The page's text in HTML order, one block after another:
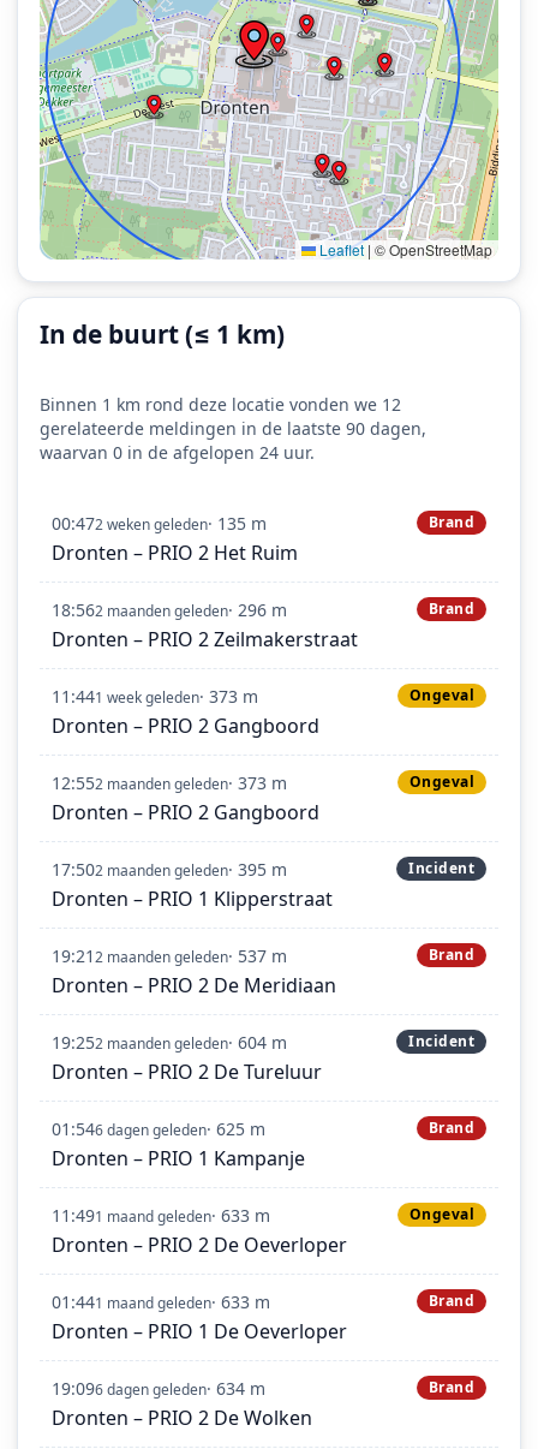
Leaflet | © OpenStreetMap
In de buurt (≤ 1 km)
Binnen 1 km rond deze locatie vonden we 12
gerelateerde meldingen in de laatste 90 dagen,
waarvan 0 in de afgelopen 24 uur.
00:472 weken geleden· 135 m Brand
Dronten – PRIO 2 Het Ruim
18:562 maanden geleden· 296 m Brand
Dronten – PRIO 2 Zeilmakerstraat
11:441 week geleden· 373 m Ongeval
Dronten – PRIO 2 Gangboord
12:552 maanden geleden· 373 m Ongeval
Dronten – PRIO 2 Gangboord
17:502 maanden geleden· 395 m Incident
Dronten – PRIO 1 Klipperstraat
19:212 maanden geleden· 537 m Brand
Dronten – PRIO 2 De Meridiaan
19:252 maanden geleden· 604 m Incident
Dronten – PRIO 2 De Tureluur
01:546 dagen geleden· 625 m Brand
Dronten – PRIO 1 Kampanje
11:491 maand geleden· 633 m Ongeval
Dronten – PRIO 2 De Oeverloper
01:441 maand geleden· 633 m Brand
Dronten – PRIO 1 De Oeverloper
19:096 dagen geleden· 634 m Brand
Dronten – PRIO 2 De Wolken